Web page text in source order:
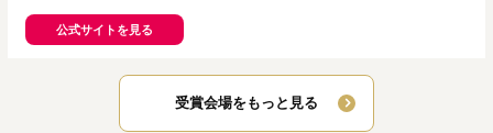
公式サイトを見る
受賞会場をもっと見る